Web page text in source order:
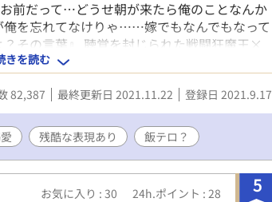
前だって…どうせ朝が来たら俺のことなんか
を忘れてなけりゃ……嫁でもなんでもなって
その言葉』 聴覚を封じられた戦闘狂魔王×
＊独自
介とネタバレ含む裏設定】を参考にしてくだ
ります。シリーズでわかるように、これは
す。善人悪人関係なく死にます。グロ、胸
虐待などの表現が序盤にあります。 ＊コメン
てから認証しています(*´ω｀*)
きを読む
82,387 最終更新日 2021.11.22 登録日 2021.9.17
残酷な表現あり 飯テロ？
5
お気に入り : 30 24h.ポイント : 28